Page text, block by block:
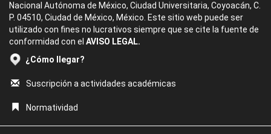
Nacional Autónoma de México, Ciudad Universitaria, Coyoacán, C.
P. 04510, Ciudad de México, México. Este sitio web puede ser
utilizado con fines no lucrativos siempre que se cite la fuente de
conformidad con el AVISO LEGAL.
¿Cómo llegar?
Suscripción a actividades académicas
Normatividad